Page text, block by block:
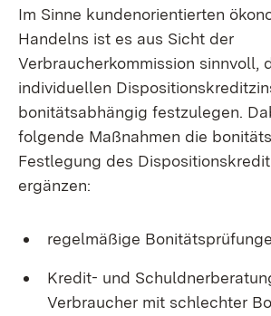
Im Sinne kundenorientierten
Handelns ist es aus Sicht der
Verbraucherkommission sinnvoll,
individuellen
bonitätsabhängig festzulegen.
folgende Maßnahmen die
Festlegung des
ergänzen:
regelmäßige
Kredit- und
Verbraucher mit schlechter